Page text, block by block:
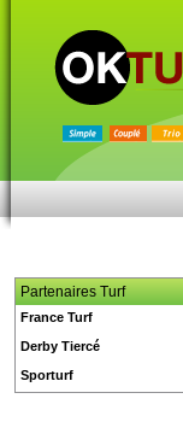
Partenaires Turf
France Turf
Derby Tiercé
Sporturf